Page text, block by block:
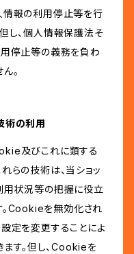
情報の利用停止等を行
し、個人情報保護法そ
用停止等の義務を負わ
。
術の利用
及びこれに類する
らの技術は、当ショッ
用状況等の把握に役立
。Cookieを無効化され
定を変更することによ
す。但し、Cookieを